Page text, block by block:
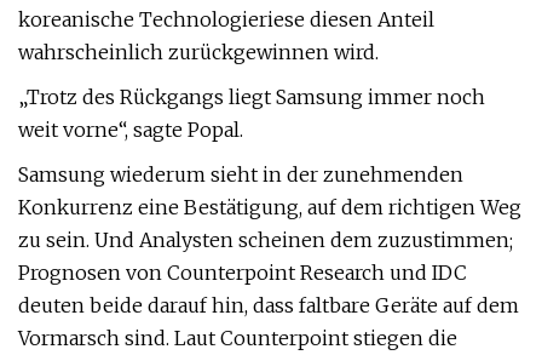
koreanische Technologieriese diesen Anteil
wahrscheinlich zurückgewinnen wird.
„Trotz des Rückgangs liegt Samsung immer noch
weit vorne“, sagte Popal.
Samsung wiederum sieht in der zunehmenden
Konkurrenz eine Bestätigung, auf dem richtigen Weg
zu sein. Und Analysten scheinen dem zuzustimmen;
Prognosen von Counterpoint Research und IDC
deuten beide darauf hin, dass faltbare Geräte auf dem
Vormarsch sind. Laut Counterpoint stiegen die